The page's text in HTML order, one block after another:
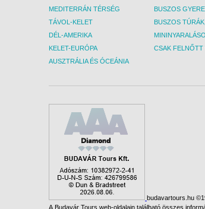
MEDITERRÁN TÉRSÉG
TÁVOL-KELET
DÉL-AMERIKA
KELET-EURÓPA
AUSZTRÁLIA ÉS ÓCEÁNIA
budavartours.hu
A Budavár Tours web-oldalain található összes